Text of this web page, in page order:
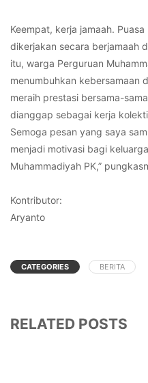
Keempat, kerja jamaah.
dikerjakan secara berjamaah
itu, warga Perguruan
menumbuhkan kebersamaan
meraih prestasi bersama-
dianggap sebagai kerja
Semoga pesan yang saya
menjadi motivasi bagi
Muhammadiyah PK,”
Kontributor:
Aryanto
CATEGORIES BERITA
RELATED POSTS